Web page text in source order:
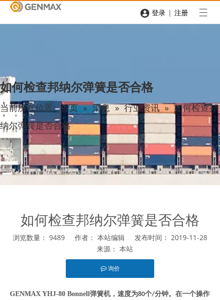
登录 | 注册
如何检查邦纳尔弹簧是否合格
当前所在位置: 首页 » 消息 » 行业资讯 » 如何检查邦
纳尔弹簧是否合格
如何检查邦纳尔弹簧是否合格
浏览数量： 9489 作者： 本站编辑 发布时间： 2019-11-28
来源： 本站
询价
GENMAX YHJ-80 Bonnell弹簧机，速度为80个/分钟。在一个操作